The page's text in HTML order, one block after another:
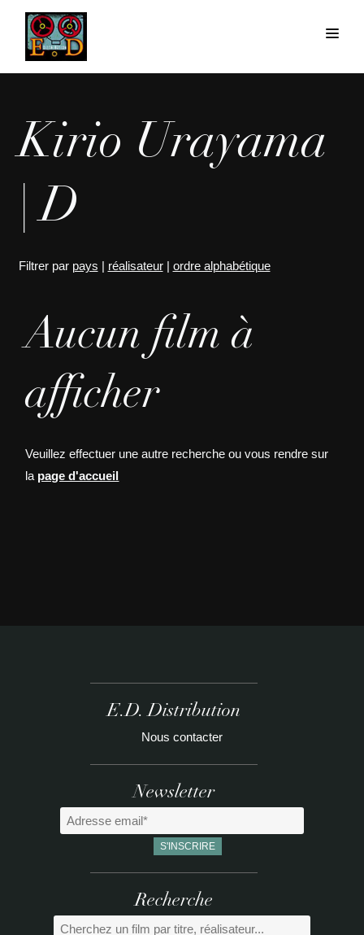
Kirio Urayama
| D
Filtrer par pays | réalisateur| ordre alphabétique
Aucun film à
afficher
Veuillez effectuer une autre recherche ou vous rendre sur
la page d'accueil
E.D. Distribution
Nous contacter
Newsletter
Recherche